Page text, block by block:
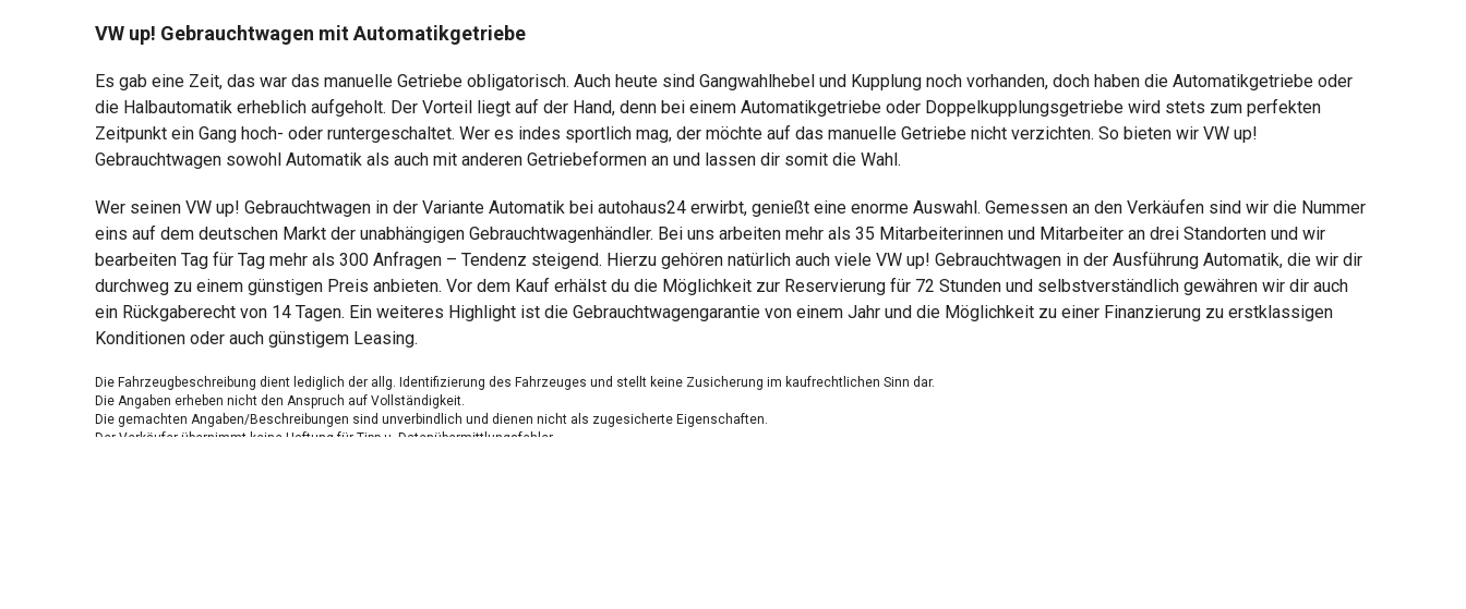
VW up! Gebrauchtwagen mit Automatikgetriebe
Es gab eine Zeit, das war das manuelle Getriebe obligatorisch. Auch heute sind Gangwahlhebel und Kupplung noch vorhanden, doch haben die Automatikgetriebe oder
die Halbautomatik erheblich aufgeholt. Der Vorteil liegt auf der Hand, denn bei einem Automatikgetriebe oder Doppelkupplungsgetriebe wird stets zum perfekten
Zeitpunkt ein Gang hoch- oder runtergeschaltet. Wer es indes sportlich mag, der möchte auf das manuelle Getriebe nicht verzichten. So bieten wir VW up!
Gebrauchtwagen sowohl Automatik als auch mit anderen Getriebeformen an und lassen dir somit die Wahl.
Wer seinen VW up! Gebrauchtwagen in der Variante Automatik bei autohaus24 erwirbt, genießt eine enorme Auswahl. Gemessen an den Verkäufen sind wir die Nummer
eins auf dem deutschen Markt der unabhängigen Gebrauchtwagenhändler. Bei uns arbeiten mehr als 35 Mitarbeiterinnen und Mitarbeiter an drei Standorten und wir
bearbeiten Tag für Tag mehr als 300 Anfragen – Tendenz steigend. Hierzu gehören natürlich auch viele VW up! Gebrauchtwagen in der Ausführung Automatik, die wir dir
durchweg zu einem günstigen Preis anbieten. Vor dem Kauf erhälst du die Möglichkeit zur Reservierung für 72 Stunden und selbstverständlich gewähren wir dir auch
ein Rückgaberecht von 14 Tagen. Ein weiteres Highlight ist die Gebrauchtwagengarantie von einem Jahr und die Möglichkeit zu einer Finanzierung zu erstklassigen
Konditionen oder auch günstigem Leasing.
Die Fahrzeugbeschreibung dient lediglich der allg. Identifizierung des Fahrzeuges und stellt keine Zusicherung im kaufrechtlichen Sinn dar.
Die Angaben erheben nicht den Anspruch auf Vollständigkeit.
Die gemachten Angaben/Beschreibungen sind unverbindlich und dienen nicht als zugesicherte Eigenschaften.
Der Verkäufer übernimmt keine Haftung für Tipp u. Datenübermittlungsfehler.